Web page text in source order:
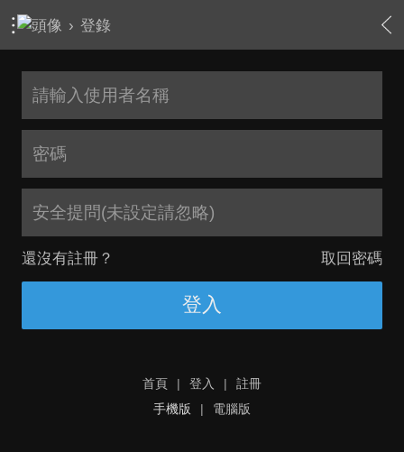
› 登錄
安全提問(未設定請忽略)
還沒有註冊？ 取回密碼
登入
首頁 | 登入 |
註冊
手機版
| 電腦版